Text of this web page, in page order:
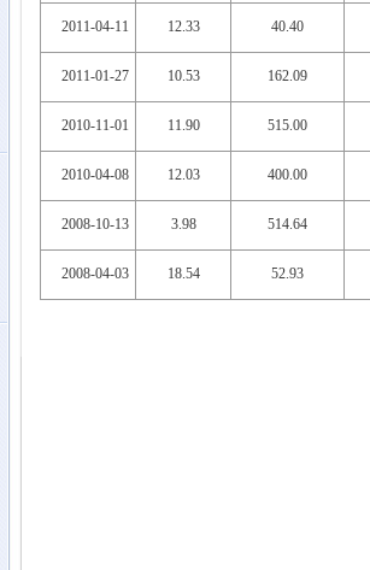
2011-04-11 12.33 40.40
2011-01-27 10.53 162.09
2010-11-01 11.90 515.00
2010-04-08 12.03 400.00
2008-10-13 3.98 514.64
2008-04-03 18.54 52.93